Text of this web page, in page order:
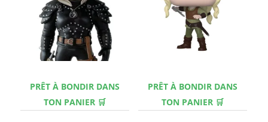
PRÊT À BONDIR DANS
TON PANIER 🛒
PRÊT À BONDIR DANS
TON PANIER 🛒